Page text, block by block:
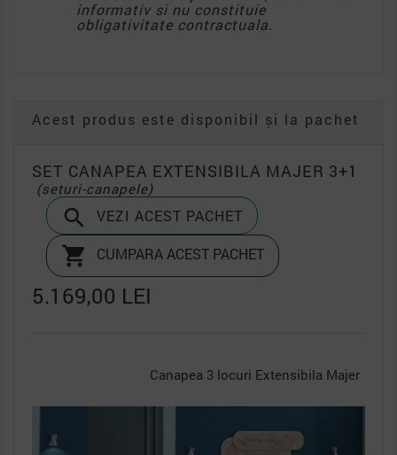
informativ si nu constituie
obligativitate contractuala.
Acest produs este disponibil și la pachet
SET CANAPEA EXTENSIBILA MAJER 3+1
(seturi-canapele)
 VEZI ACEST PACHET
 CUMPARA ACEST PACHET
5.169,00 LEI
Canapea 3 locuri Extensibila Majer